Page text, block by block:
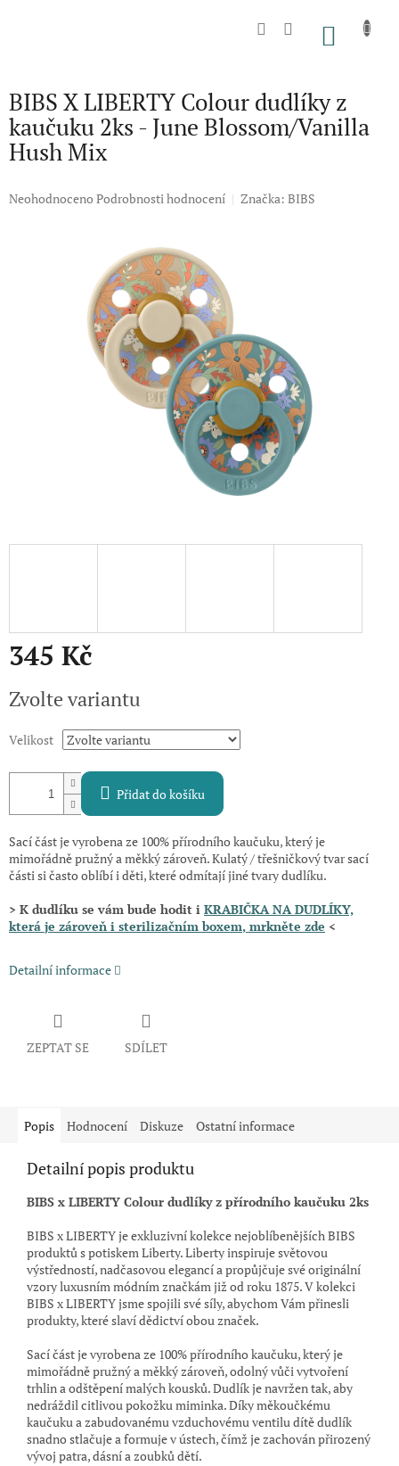
BIBS X LIBERTY Colour dudlíky z
kaučuku 2ks - June Blossom/Vanilla
Hush Mix
Průměrné
Neohodnoceno Podrobnosti hodnocení Značka: BIBS
345 Kč
cena:
Zvolte variantu
Velikost
Přidat do košíku
Sací část je vyrobena ze 100% přírodního kaučuku, který je
mimořádně pružný a měkký zároveň. Kulatý / třešničkový tvar sací
části si často oblíbí i děti, které odmítají jiné tvary dudlíku.
> K dudlíku se vám bude hodit i KRABIČKA NA DUDLÍKY,
která je zároveň i sterilizačním boxem, mrkněte zde <
Detailní informace
ZEPTAT SE SDÍLET
Popis Hodnocení Diskuze Ostatní informace
Detailní popis produktu
BIBS x LIBERTY Colour dudlíky z přírodního kaučuku 2ks
BIBS x LIBERTY je exkluzivní kolekce nejoblíbenějších BIBS
produktů s potiskem Liberty. Libertyinspiruje světovou
výstředností, nadčasovou elegancí a propůjčuje své originální
vzory luxusním módním značkám již odroku 1875. V kolekci
BIBS x LIBERTY jsme spojili své síly, abychom Vám přinesli
produkty, které slaví dědictvíobou značek.
Sací část je vyrobena ze 100% přírodního kaučuku, který je
mimořádně pružný a měkký zároveň, odolný vůči vytvoření
trhlin a odštěpení malých kousků. Dudlík je navržen tak, aby
nedráždil citlivou pokožku miminka. Díky měkoučkému
kaučuku a zabudovanému vzduchovému ventilu dítě dudlík
snadno stlačuje a formuje v ústech, čímž je zachován přirozený
vývoj patra, dásní a zoubků dětí.